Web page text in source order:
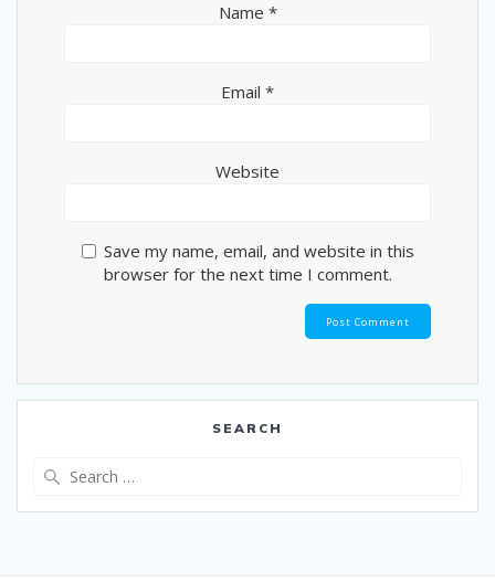
Name *
Email *
Website
Save my name, email, and website in this
browser for the next time I comment.
SEARCH